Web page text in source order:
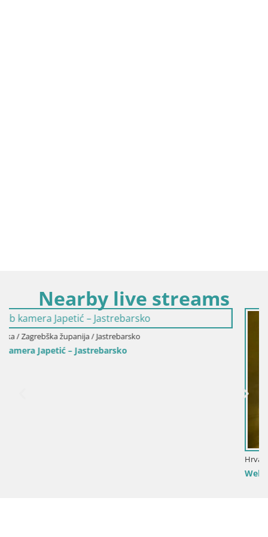
Nearby live streams
Web kamera Perivoj dvorac Erdödy u